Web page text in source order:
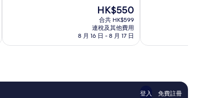
卓
評
現
售
HK$550
HK$550
合共 HK$599
連稅及其他費用
8 月 16 日 - 8 月 17 日
優
評
價
登入 免費註冊